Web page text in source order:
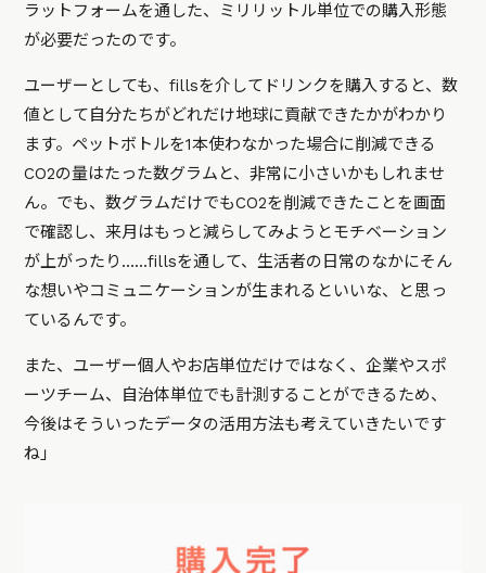
ラットフォームを通した、ミリリットル単位での購入形態
が必要だったのです。
ユーザーとしても、fillsを介してドリンクを購入すると、数
値として自分たちがどれだけ地球に貢献できたかがわかり
ます。ペットボトルを1本使わなかった場合に削減できる
CO2の量はたった数グラムと、非常に小さいかもしれませ
ん。でも、数グラムだけでもCO2を削減できたことを画面
で確認し、来月はもっと減らしてみようとモチベーション
が上がったり……fillsを通して、生活者の日常のなかにそん
な想いやコミュニケーションが生まれるといいな、と思っ
ているんです。
また、ユーザー個人やお店単位だけではなく、企業やスポ
ーツチーム、自治体単位でも計測することができるため、
今後はそういったデータの活用方法も考えていきたいです
ね」